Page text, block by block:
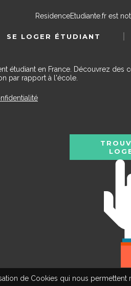
de Cookies qui nous
ResidenceEtudiante.frest
SE LOGER ÉTUDIANT
étudiant en France. Découvrez
par rapport à l'école.